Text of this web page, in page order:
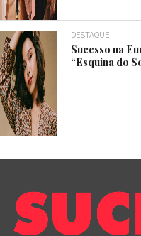
DESTAQUE
Sucesso na
“Esquina do